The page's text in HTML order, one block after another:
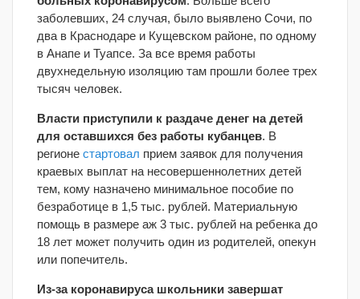
заболевших, 24 случая, было выявлено Сочи, по
два в Краснодаре и Кущевском районе, по одному
в Анапе и Туапсе. За все время работы
двухнедельную изоляцию там прошли более трех
тысяч человек.
Власти приступили к раздаче денег на детей
для оставшихся без работы кубанцев. В
регионе стартовал прием заявок для получения
краевых выплат на несовершеннолетних детей
тем, кому назначено минимальное пособие по
безработице в 1,5 тыс. рублей. Материальную
помощь в размере аж 3 тыс. рублей на ребенка до
18 лет может получить один из родителей, опекун
или попечитель.
Из-за коронавируса школьники завершат